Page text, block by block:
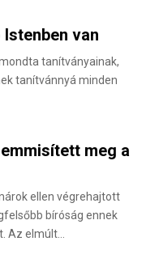
van
tanítványainak,
tanítvánnyá minden
meg a
ellen végrehajtott
bíróság ennek
Az elmúlt…